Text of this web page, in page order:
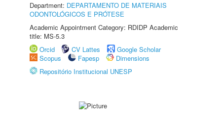
Department: DEPARTAMENTO DE MATERIAIS
ODONTOLÓGICOS E PRÓTESE
Academic Appointment Category: RDIDP Academic
title: MS-5.3
Orcid
CV Lattes
Google Scholar
Scopus
Fapesp
Dimensions
Repositório Institucional UNESP